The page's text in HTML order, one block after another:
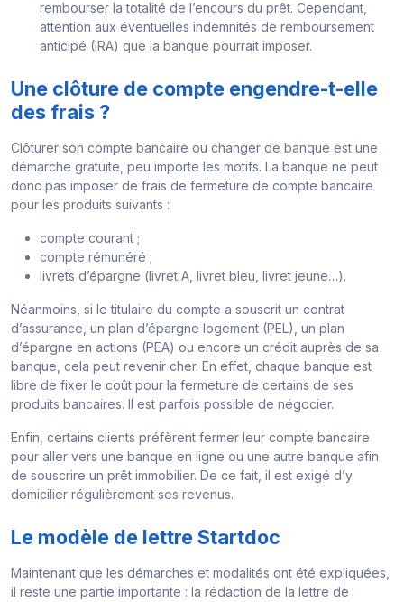
rembourser la totalité de l’encours du prêt. Cependant,
attention aux éventuelles indemnités de remboursement
anticipé (IRA) que la banque pourrait imposer.
Une clôture de compte engendre-t-elle
des frais ?
Clôturer son compte bancaire ou changer de banque est une
démarche gratuite, peu importe les motifs. La banque ne peut
donc pas imposer de frais de fermeture de compte bancaire
pour les produits suivants :
compte courant ;
compte rémunéré ;
livrets d’épargne (livret A, livret bleu, livret jeune…).
Néanmoins, si le titulaire du compte a souscrit un contrat
d’assurance, un plan d’épargne logement (PEL), un plan
d’épargne en actions (PEA) ou encore un crédit auprès de sa
banque, cela peut revenir cher. En effet, chaque banque est
libre de fixer le coût pour la fermeture de certains de ses
produits bancaires. Il est parfois possible de négocier.
Enfin, certains clients préfèrent fermer leur compte bancaire
pour aller vers une banque en ligne ou une autre banque afin
de souscrire un prêt immobilier. De ce fait, il est exigé d’y
domicilier régulièrement ses revenus.
Le modèle de lettre Startdoc
Maintenant que les démarches et modalités ont été expliquées,
il reste une partie importante : la rédaction de la lettre de